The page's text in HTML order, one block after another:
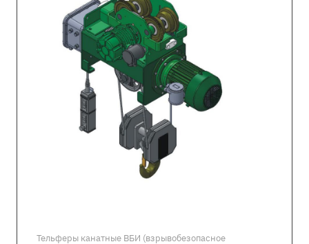
Тельферы канатные ВБИ (взрывобезопасное